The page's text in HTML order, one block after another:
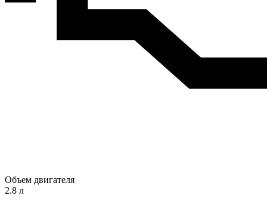
Объем двигателя
2.8 л